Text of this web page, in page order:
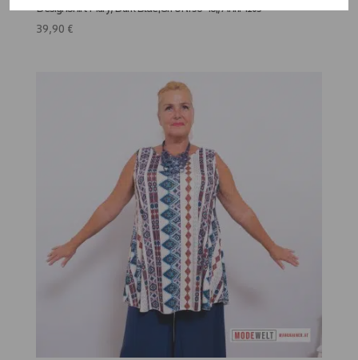
DesignShirt Mary, Dark Blue|Gr. UNI 38-48|, Anr.: 4103
39,90 €